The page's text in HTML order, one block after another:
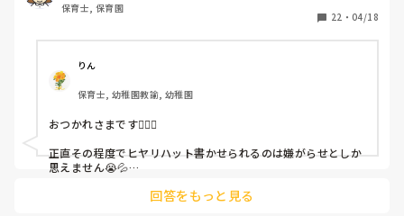
しかも、上司に↑この内容でも
ちゃんと考えて対策を練って書き込むようにと。
呼ばれて一緒に対策を考えさせられること多数
これだけで30〜40分拘束されて辛いです
皆さんの園はどうですか?
保育士, 保育園
22 ・ 04/18
りん
保育士, 幼稚園教諭, 幼稚園
おつかれさまです🙇🏻‍♀️
正直その程度でヒヤリハット書かせられるのは嫌がらせとしか
思えません😭💦
回答をもっと見る